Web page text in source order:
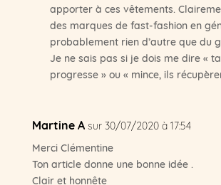
apporter à ces vêtements.
des marques de fast-fashion en
probablement rien d’autre que du
Je ne sais pas si je dois me dire «
progresse » ou « mince, ils
Martine A sur 30/07/2020 à 17:54
Merci Clémentine
Ton article donne une bonne idée .
Clair et honnête